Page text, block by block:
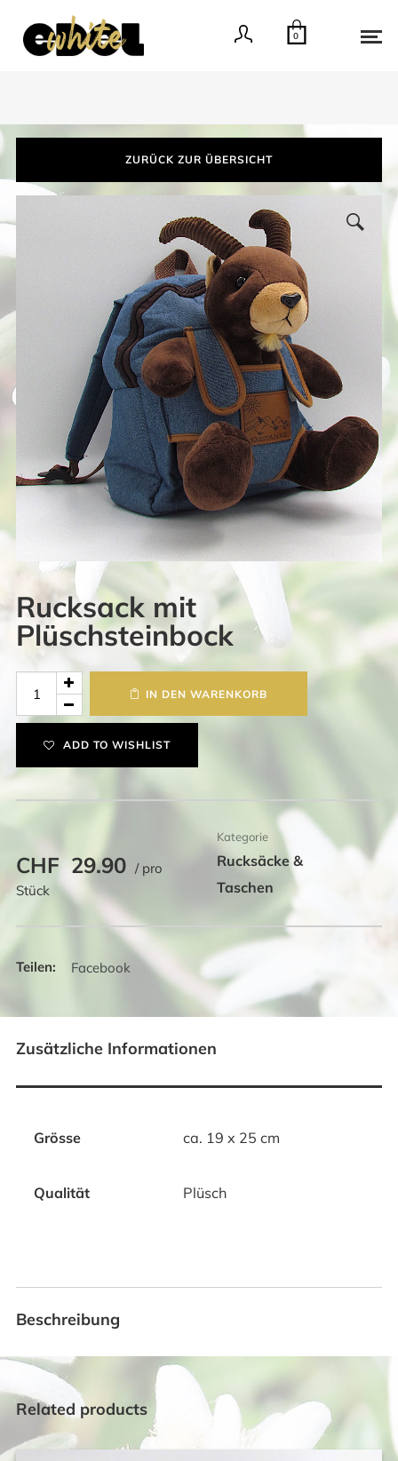
0
ZURÜCK ZUR ÜBERSICHT
Rucksack mit
Plüschsteinbock
Rucksack
IN DEN WARENKORB
ADD TO WISHLIST
CHF 29.90 / pro
Stück
Kategorie
Rucksäcke &
Taschen
Facebook
Zusätzliche Informationen
Grösse ca. 19 x 25 cm
Qualität Plüsch
Beschreibung
Related products